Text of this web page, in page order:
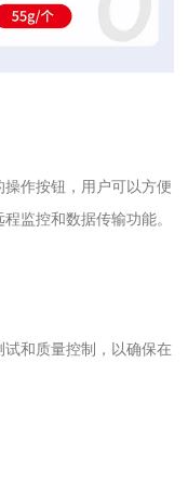
作按钮，用户可以方便
监控和数据传输功能。
和质量控制，以确保在